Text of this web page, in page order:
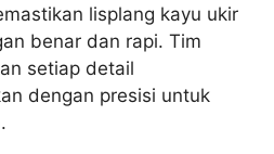
lisplang kayu ukir
benar dan rapi. Tim
setiap detail
dengan presisi untuk